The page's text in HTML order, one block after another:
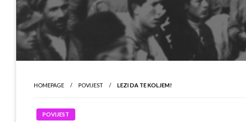
HOMEPAGE POVIJEST LEZI DA TE KOLJEM!
POVIJEST